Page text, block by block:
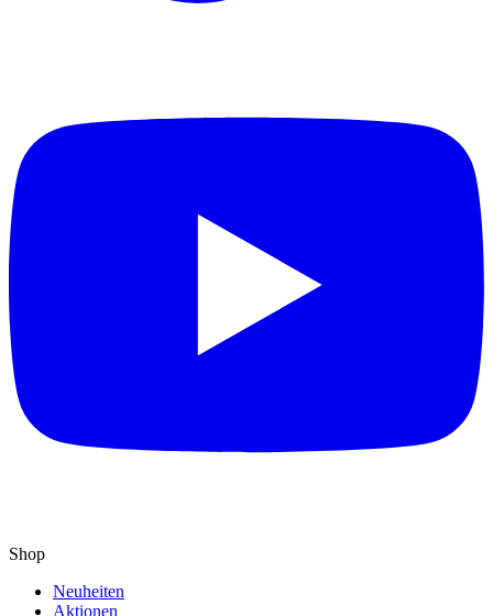
Shop
Neuheiten
Aktionen